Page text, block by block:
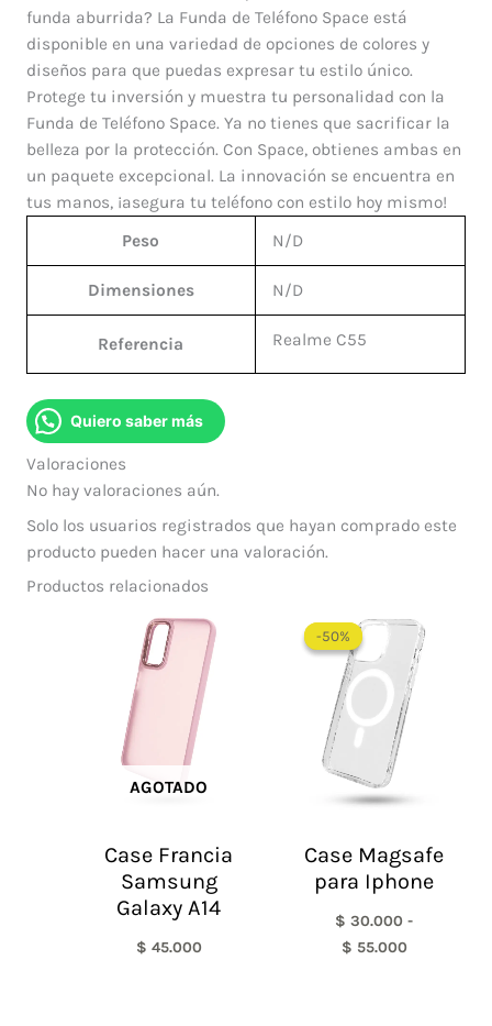
funda aburrida? La Funda de Teléfono Space está
disponible en una variedad de opciones de colores y
diseños para que puedas expresar tu estilo único.
Protege tu inversión y muestra tu personalidad con la
Funda de Teléfono Space. Ya no tienes que sacrificar la
belleza por la protección. Con Space, obtienes ambas en
un paquete excepcional. La innovación se encuentra en
tus manos, ¡asegura tu teléfono con estilo hoy mismo!
Peso
N/D
Dimensiones N/D
Referencia Realme C55
Quiero saber más
Valoraciones
No hay valoraciones aún.
Solo los usuarios registrados que hayan comprado este
producto pueden hacer una valoración.
Productos relacionados
AGOTADO
Case Francia
Samsung
Galaxy A14
$ 45.000
-50%
-50%
Case Magsafe
para Iphone
$ 30.000 -
$ 55.000
de
precios:
desde
$ 30.000
hasta